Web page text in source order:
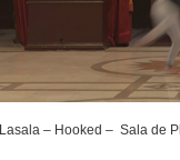
Lasala – Hooked – Sala de